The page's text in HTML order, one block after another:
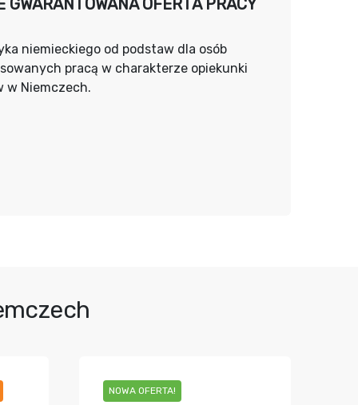
GWARANTOWANA OFERTA PRACY
niemieckiego od podstaw dla osób
pracą w charakterze opiekunki
w Niemczech.
NOWA OFERTA!